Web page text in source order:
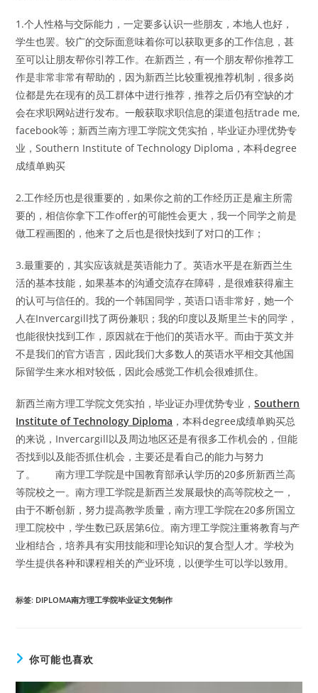
1.个人性格与交际能力，一定要多认识一些朋友，本地人也好，
学生也罢。较广的交际面意味着你可以获取更多的工作信息，甚
至可以让朋友帮你引荐工作。在新西兰，有一个朋友帮你推荐工
作是非常非常有帮助的，因为新西兰比较重视推荐机制，很多岗
位都是先在现有的员工群体中进行推荐，推荐之后仍有空缺的才
会在求职网站进行发布。一般获取求职信息的渠道包括trade me,
facebook等；新西兰南方理工学院文凭实拍，毕业证办理优势专
业，Southern Institute of Technology Diploma，本科degree
成绩单购买
2.工作经历也是很重要的，如果你之前的工作经历正是雇主所需
要的，相信你拿下工作offer的可能性会更大，我一个同学之前是
做工程画图的，他来了之后也是很快找到了对口的工作；
3.最重要的，其实应该就是英语能力了。英语水平是在新西兰生
活的基本技能，如果基本的沟通交流存在障碍，是很难获得雇主
的认可与信任的。我的一个韩国同学，英语口语非常好，她一个
人在Invercargill找了两份兼职；我的印度以及斯里兰卡的同学，
也能很快找到工作，原因就在于他们的英语水平。而由于英文并
不是我们的官方语言，因此我们大多数人的英语水平相交其他国
际留学生来水相对较低，因此会感觉工作机会很难抓住。
新西兰南方理工学院文凭实拍，毕业证办理优势专业，Southern
Institute of Technology Diploma ，本科degree成绩单购买总
的来说，Invercargill以及周边地区还是有很多工作机会的，但能
否找到以及能否抓住机会，主要还是看自己的能力与努力
了。 南方理工学院是中国教育部承认学历的20多所新西兰高
等院校之一。南方理工学院是新西兰发展最快的高等院校之一，
由于不断创新，努力提高教学质量，南方理工学院在20多所国立
理工院校中，学生数已跃居第6位。南方理工学院注重将教育与产
业相结合，培养具有实用技能和理论知识的复合型人才。学校为
学生提供各种和课程相关的产业环境，以便学生可以学以致用。
标签: DIPLOMA南方理工学院毕业证文凭制作
你可能也喜欢